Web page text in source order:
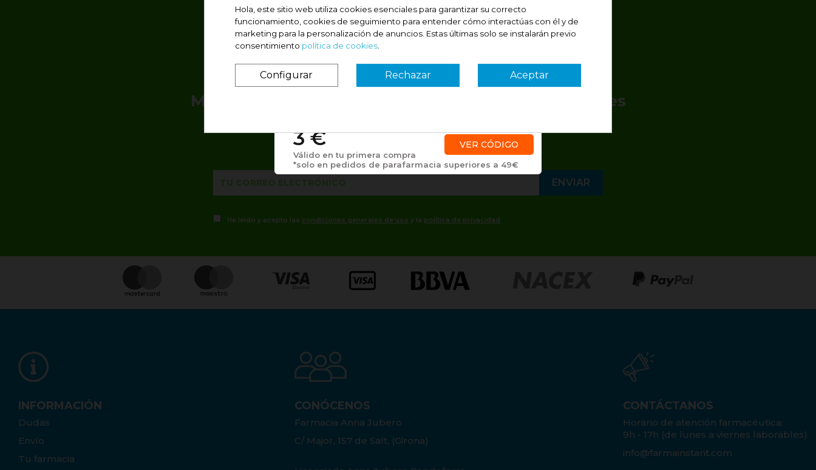
Me gustaría recibir consejos de salud y promociones
He leído y acepto las condiciones generales de uso y la política de privacidad
INFORMACIÓN
Dudas
Envío
Tu farmacia
CONÓCENOS
Farmacia Anna Jubero
C/ Major, 157 de Salt, (Girona)
CONTÁCTANOS
Horario de atención farmacéutica:
9h - 17h (de lunes a viernes laborables)
info@farmainstant.com
¿Es tu primera vez? ¡SORPRESA!
VER CÓDIGO
Válido en tu primera compra
*solo en pedidos de parafarmacia superiores a 49€
3 €
Hola, este sitio web utiliza cookies esenciales para garantizar su correcto
funcionamiento, cookies de seguimiento para entender cómo interactúas con él y de
marketing para la personalización de anuncios. Estas últimas solo se instalarán previo
consentimiento política de cookies
Configurar Rechazar Aceptar